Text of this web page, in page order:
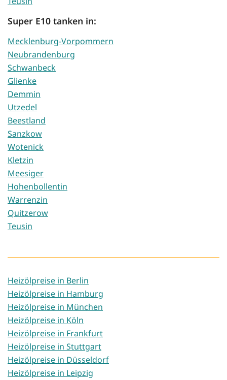
Super E10 tanken in:
Mecklenburg-Vorpommern
Neubrandenburg
Schwanbeck
Glienke
Demmin
Utzedel
Beestland
Sanzkow
Wotenick
Kletzin
Meesiger
Hohenbollentin
Warrenzin
Quitzerow
Teusin
Heizölpreise in Berlin
Heizölpreise in Hamburg
Heizölpreise in München
Heizölpreise in Köln
Heizölpreise in Frankfurt
Heizölpreise in Stuttgart
Heizölpreise in Düsseldorf
Heizölpreise in Leipzig